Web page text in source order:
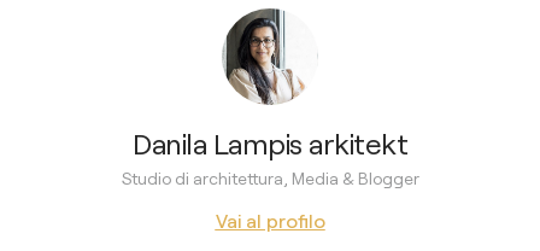
Danila Lampis arkitekt
Studio di architettura, Media & Blogger
Vai al profilo